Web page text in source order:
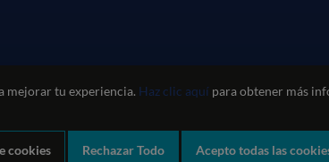
mejorar tu experiencia. Haz clic aquí para obtener más
cookies Rechazar Todo Acepto todas las
y cookies Política de calidad Política
number: 1460851. VAT number: GB 338 0755 48|